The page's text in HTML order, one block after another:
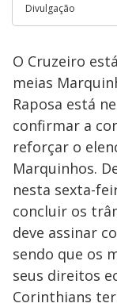
Divulgação
O Cruzeiro
meias
Raposa está
confirmar a
reforçar o
Marquinhos.
nesta sexta-
concluir os
deve assinar
sendo que os
seus direitos
Corinthians